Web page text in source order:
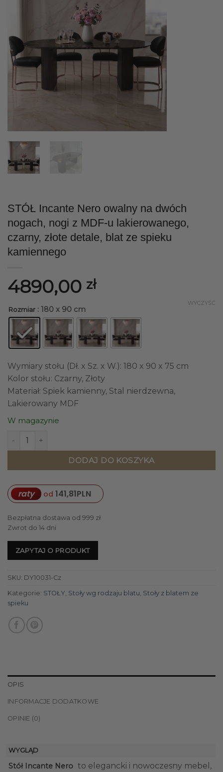
STÓŁ Incante Nero owalny na dwóch
nogach, nogi z MDF-u lakierowanego,
czarny, złote detale, blat ze spieku
kamiennego
4890,00 zł
Rozmiar : 180 x 90 cm
WYCZYŚĆ
Wymiary stołu (Dł. x Sz. x W.): 180 x 90 x 75 cm
Kolor stołu: Czarny, Złoty
Materiał: Spiek kamienny, Stal nierdzewna,
Lakierowany MDF
W magazynie
ilość STÓŁ Incante Nero owalny na dwóch nogach, nogi
DODAJ DO KOSZYKA
raty od 141,81PLN
Bezpłatna dostawa od 999 zł
Zwrot do 14 dni
ZAPYTAJ O PRODUKT
SKU: DY10031-Cz
Kategorie: STOŁY Stoły wg rodzaju blatu Stoły z blatem ze
spieku
OPIS
INFORMACJE DODATKOWE
OPINIE (0)
WYGLĄD
Stół Incante Nero to elegancki i nowoczesny mebel,